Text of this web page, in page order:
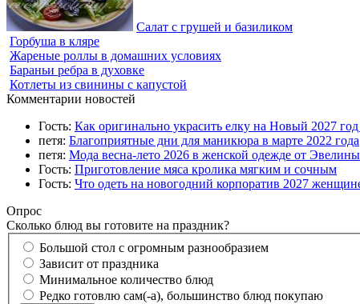
Салат с грушей и базиликом
Горбуша в кляре
Жареные роллы в домашних условиях
Бараньи ребра в духовке
Котлеты из свинины с капустой
Комментарии новостей
Гость: Как оригинально украсить елку на Новый 2027
петя: Благоприятные дни для маникюра в марте 2022 года
петя: Мода весна-лето 2026 в женской одежде от
Гость: Приготовление мяса кролика мягким и сочным
Гость: Что одеть на новогодний корпоратив 2027
Опрос
Сколько блюд вы готовите на праздник?
Большой стол с огромным разнообразием
Зависит от праздника
Минимальное количество блюд
Редко готовлю сам(-а), большинство блюд покупаю